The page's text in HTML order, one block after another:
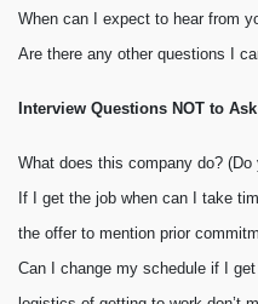
When can I expect to hear from
Are there any other questions I
Interview Questions NOT to Ask
What does this company do?
If I get the job when can I take
the offer to mention prior
Can I change my schedule if I